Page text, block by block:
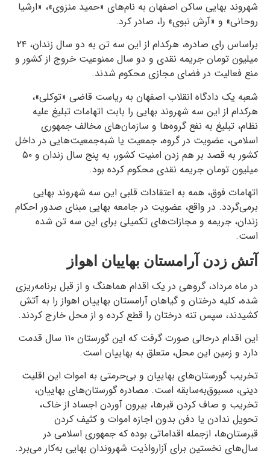
شهروند بهایی ساکن اصفهان به نام‌های «حمید منزوی»، «ارشیا
روحانی» و «آرش نبوی» را، صادر کرد.
براساس رای صادره، هرکدام از این سه تن به دو سال زندان، ۲۴
میلیون تومان جریمه نقدی و دو سال ممنوعیت خروج از کشور و
منع فعالیت در فضای مجازی محکوم شدند.
شعبه یک دادگاه انقلاب اصفهان به ریاست قاضی «توکلی»،
هر‌کدام از این سه شهروند بهایی را بابت اتهامات تبلیغ علیه
نظام، تبلیغ به نفع گروه‌ها و سازمان‌های مخالف جمهوری
اسلامی، عضویت در گروه، جمعیت یا شبه‌جمعیت‌هایی در داخل
کشور به قصد بر هم زدن امنیت کشور، به پنج سال زندان و ۵۰
میلیون تومان جریمه نقدی محکوم کرده بود.
اتهامات فوق، همه به اعتقادات قلبی این سه شهروند بهایی
برمی‌گردد. در واقع، عضویت در جامعه بهایی مبنای صدور احکام
زندان، جریمه و مجازات‌های تکمیلی برای این سه تن شده
است.
آتش زدن آرامستان بهاییان اهواز
در ماه مرداد، گروهی در یک اقدام هماهنگ و از قبل برنامه‌ریزی
شده، کلیه درختان و گیاهان آرامستان بهاییان اهواز را به آتش
کشیدند، سپس تنه درختان را قطع کرده و از محل خارج کردند.
این اقدام درحالی صورت گرفت که این گورستان ۱۱۰ سال قدمت
دارد و زمین این محل، متعلق به بهاییان است.
تخریب گورستان‌های بهاییان و بی‌حرمتی به اموات این اقلیت
دینی، مسبوق‌به‌سابقه است. مصادره گورستان‌های بهاییان،
تخریب و صاف کردن قبرها، بیرون آوردن اجساد از خاک،
تحویل ندادن یا دفن بدون اجازه اموات و کثیف کردن
قبرستان‌ها، ازجمله اقداماتی بوده که جمهوری اسلامی در
سال‌های نخستین برای آزار‌و‌اذیت شهروندان بهایی به‌کار می‌برد.